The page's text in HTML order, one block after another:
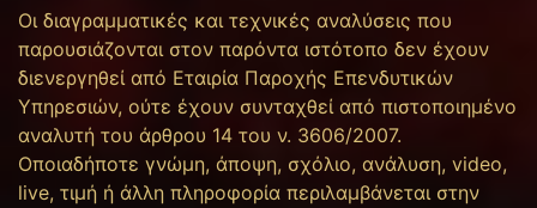
Οι διαγραμματικές και τεχνικές αναλύσεις που
παρουσιάζονται στον παρόντα ιστότοπο δεν έχουν
διενεργηθεί από Εταιρία Παροχής Επενδυτικών
Υπηρεσιών, ούτε έχουν συνταχθεί από πιστοποιημένο
αναλυτή του άρθρου 14 του ν. 3606/2007.
Οποιαδήποτε γνώμη, άποψη, σχόλιο, ανάλυση, video,
live, τιμή ή άλλη πληροφορία περιλαμβάνεται στην